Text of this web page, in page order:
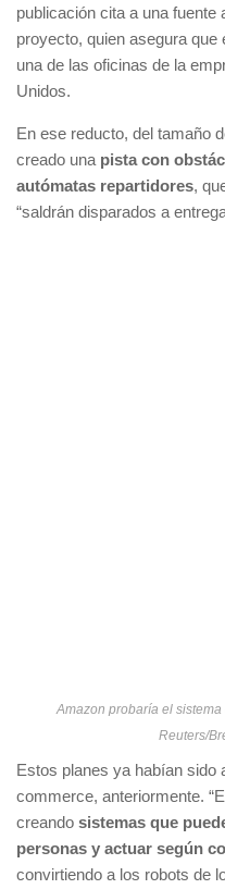
publicación cita a una fuente
proyecto, quien asegura
una de las oficinas de la
Unidos.
En ese reducto, del tamaño
creado una pista con
autómatas repartidores,
“saldrán disparados a
Amazon probaría el
Reuters/
Estos planes ya habían sido
commerce, anteriormente.
creando sistemas que
personas y actuar según
convirtiendo a los robots de